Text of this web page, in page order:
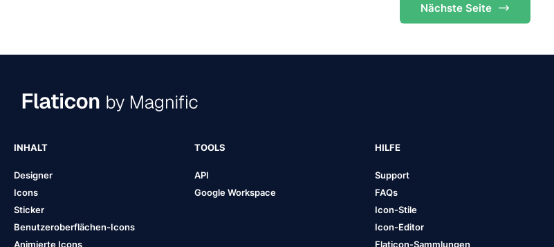
Nächste Seite
INHALT
Designer
Icons
Sticker
Benutzeroberflächen-Icons
Animierte Icons
TOOLS
API
Google Workspace
HILFE
Support
FAQs
Icon-Stile
Icon-Editor
Flaticon-Sammlungen